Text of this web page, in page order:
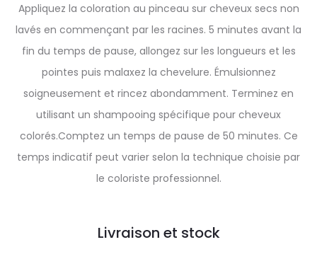
Appliquez la coloration au pinceau sur cheveux secs non
lavés en commençant par les racines. 5 minutes avant la
fin du temps de pause, allongez sur les longueurs et les
pointes puis malaxez la chevelure. Émulsionnez
soigneusement et rincez abondamment. Terminez en
utilisant un shampooing spécifique pour cheveux
colorés.Comptez un temps de pause de 50 minutes. Ce
temps indicatif peut varier selon la technique choisie par
le coloriste professionnel.
Livraison et stock